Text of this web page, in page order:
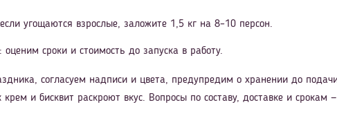
угощаются взрослые, заложите 1,5 кг на 8–10 персон.
сроки и стоимость до запуска в работу.
согласуем надписи и цвета, предупредим о хранении до
и бисквит раскроют вкус. Вопросы по составу, доставке и